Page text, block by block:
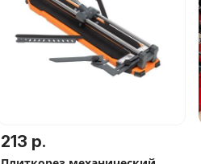
213 р.